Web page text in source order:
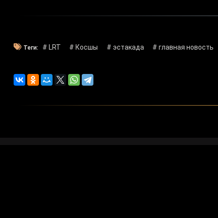
Теги: # LRT # Косшы # эстакада # главная новость